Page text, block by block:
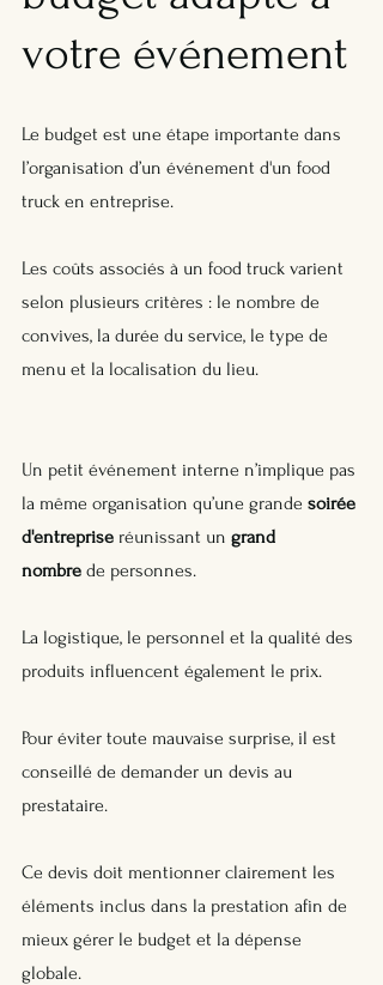
votre événement
Le budget est une étape importante dans
l’organisation d’un événement d'un food
truck en entreprise.
Les coûts associés à un food truck varient
selon plusieurs critères : le nombre de
convives, la durée du service, le type de
menu et la localisation du lieu.
Un petit événement interne n’implique pas
la même organisation qu’une grande soirée
d'entreprise réunissant un grand
nombre de personnes.
La logistique, le personnel et la qualité des
produits influencent également le prix.
Pour éviter toute mauvaise surprise, il est
conseillé de demander un devis au
prestataire.
Ce devis doit mentionner clairement les
éléments inclus dans la prestation afin de
mieux gérer le budget et la dépense
globale.